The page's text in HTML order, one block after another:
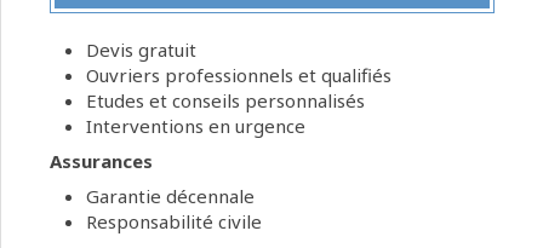
Devis gratuit
Ouvriers professionnels et qualifiés
Etudes et conseils personnalisés
Interventions en urgence
Assurances
Garantie décennale
Responsabilité civile